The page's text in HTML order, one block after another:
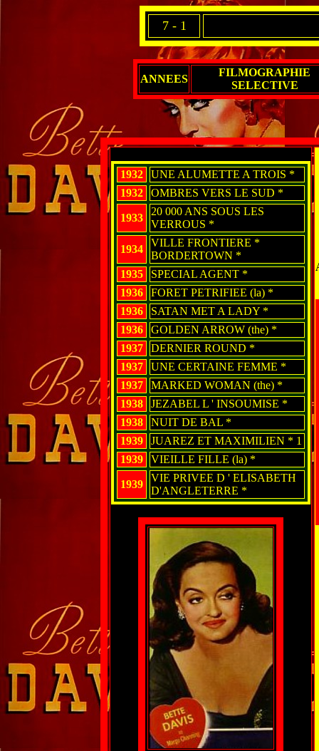
7 - 1
ANNEES
FILMOGRAPHIE
SELECTIVE
1932
UNE ALUMETTE A TROIS *
1932
OMBRES VERS LE SUD *
1933
20 000 ANS SOUS LES
VERROUS *
1934
VILLE FRONTIERE *
BORDERTOWN *
1935
SPECIAL AGENT *
1936
FORET PETRIFIEE (la) *
1936
SATAN MET A LADY *
1936
GOLDEN ARROW (the) *
1937
DERNIER ROUND *
1937
UNE CERTAINE FEMME *
1937
MARKED WOMAN (the) *
1938
JEZABEL L ' INSOUMISE *
1938
NUIT DE BAL *
1939
JUAREZ ET MAXIMILIEN * 1
1939
VIEILLE FILLE (la) *
1939
VIE PRIVEE D ' ELISABETH
D'ANGLETERRE *